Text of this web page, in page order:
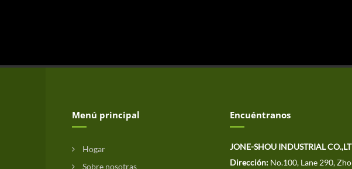
Menú principal
Hogar
Sobre nosotras
Encuéntranos
JONE-SHOU INDUSTRIAL
Dirección: No.100, Lane 290,